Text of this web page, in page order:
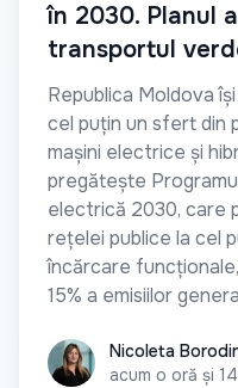
în 2030. Planul
transportul
Republica Moldova
cel puțin un sfert din
mașini electrice și
pregătește
electrică 2030, care
rețelei publice la cel
încărcare
15% a emisiilor
Nicoleta Borodin
Nicoleta
acum o oră și